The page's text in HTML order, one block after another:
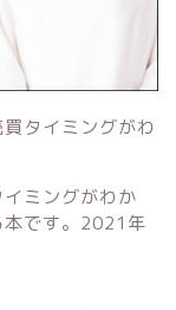
タイミングがわ
ミングがわか
本です。2021年